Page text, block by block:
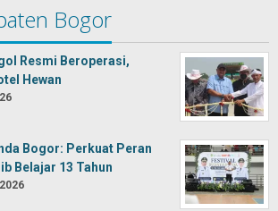
Bogor
Resmi Beroperasi,
Hewan
Bogor: Perkuat Peran
Belajar 13 Tahun